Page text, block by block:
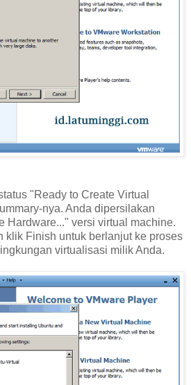
"Ready to Create Virtual
nya. Anda dipersilakan
Hardware..." versi virtual machine.
klik Finish untuk berlanjut ke proses
virtualisasi milik Anda.